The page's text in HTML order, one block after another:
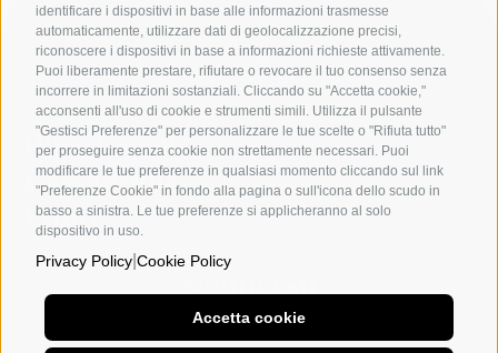
identificare i dispositivi in base alle informazioni trasmesse
automaticamente, utilizzare dati di geolocalizzazione precisi,
riconoscere i dispositivi in base a informazioni richieste attivamente.
Puoi liberamente prestare, rifiutare o revocare il tuo consenso senza
incorrere in limitazioni sostanziali. Cliccando su "Accetta cookie,"
acconsenti all'uso di cookie e strumenti simili. Utilizza il pulsante
"Gestisci Preferenze" per personalizzare le tue scelte o "Rifiuta tutto"
per proseguire senza cookie non strettamente necessari. Puoi
modificare le tue preferenze in qualsiasi momento cliccando sul link
"Preferenze Cookie" in fondo alla pagina o sull'icona dello scudo in
basso a sinistra. Le tue preferenze si applicheranno al solo
dispositivo in uso.
Privacy Policy Cookie Policy
Accetta cookie
Dipartimenti
L'accademia
Utility
MilanoAltri social